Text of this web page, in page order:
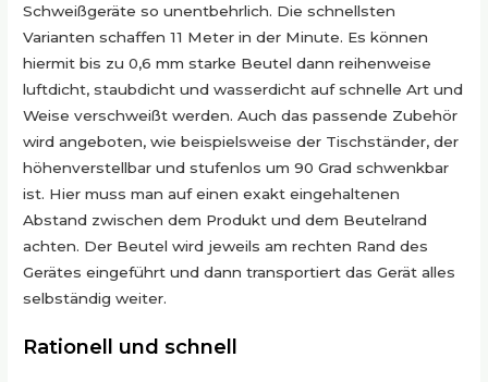
Schweißgeräte so unentbehrlich. Die schnellsten
Varianten schaffen 11 Meter in der Minute. Es können
hiermit bis zu 0,6 mm starke Beutel dann reihenweise
luftdicht, staubdicht und wasserdicht auf schnelle Art und
Weise verschweißt werden. Auch das passende Zubehör
wird angeboten, wie beispielsweise der Tischständer, der
höhenverstellbar und stufenlos um 90 Grad schwenkbar
ist. Hier muss man auf einen exakt eingehaltenen
Abstand zwischen dem Produkt und dem Beutelrand
achten. Der Beutel wird jeweils am rechten Rand des
Gerätes eingeführt und dann transportiert das Gerät alles
selbständig weiter.
Rationell und schnell